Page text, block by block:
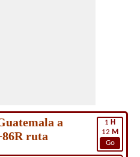
1 H
12 M
Go
a
ruta